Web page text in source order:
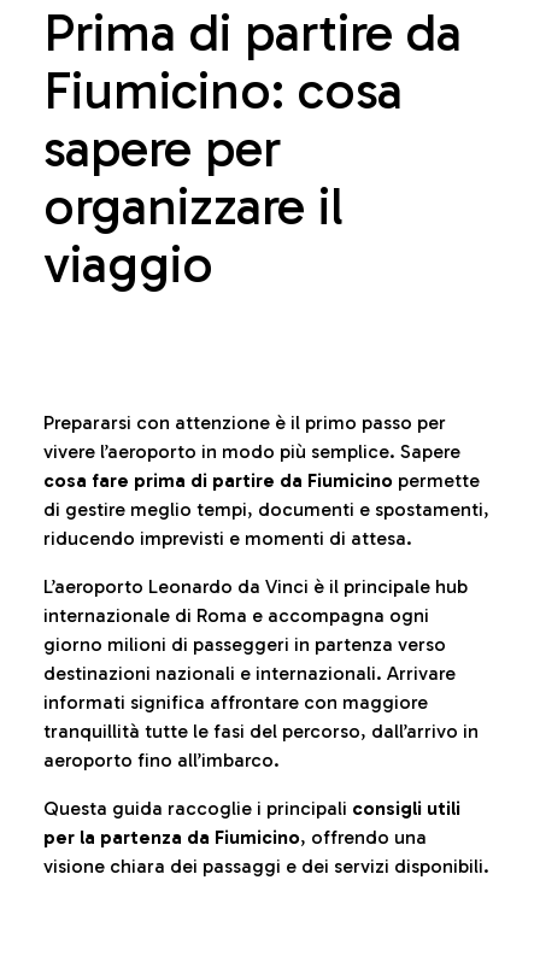
Prima di partire da
Fiumicino: cosa
sapere per
organizzare il
viaggio
Prepararsi con attenzione è il primo passo per
vivere l’aeroporto in modo più semplice. Sapere
cosa fare prima di partire da Fiumicino permette
di gestire meglio tempi, documenti e spostamenti,
riducendo imprevisti e momenti di attesa.
L’aeroporto Leonardo da Vinci è il principale hub
internazionale di Roma e accompagna ogni
giorno milioni di passeggeri in partenza verso
destinazioni nazionali e internazionali. Arrivare
informati significa affrontare con maggiore
tranquillità tutte le fasi del percorso, dall’arrivo in
aeroporto fino all’imbarco.
Questa guida raccoglie i principali consigli utili
per la partenza da Fiumicino, offrendo una
visione chiara dei passaggi e dei servizi disponibili.